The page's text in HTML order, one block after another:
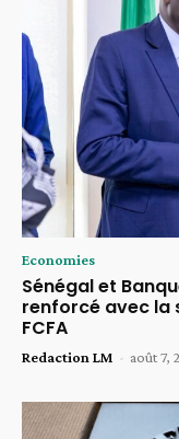
Economies
Sénégal et
renforcé avec la
FCFA
Redaction LM - août 7,